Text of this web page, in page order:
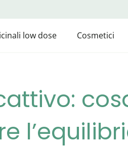
LABOLIFE, SYMBIOFARM,
low dose Cosmetici